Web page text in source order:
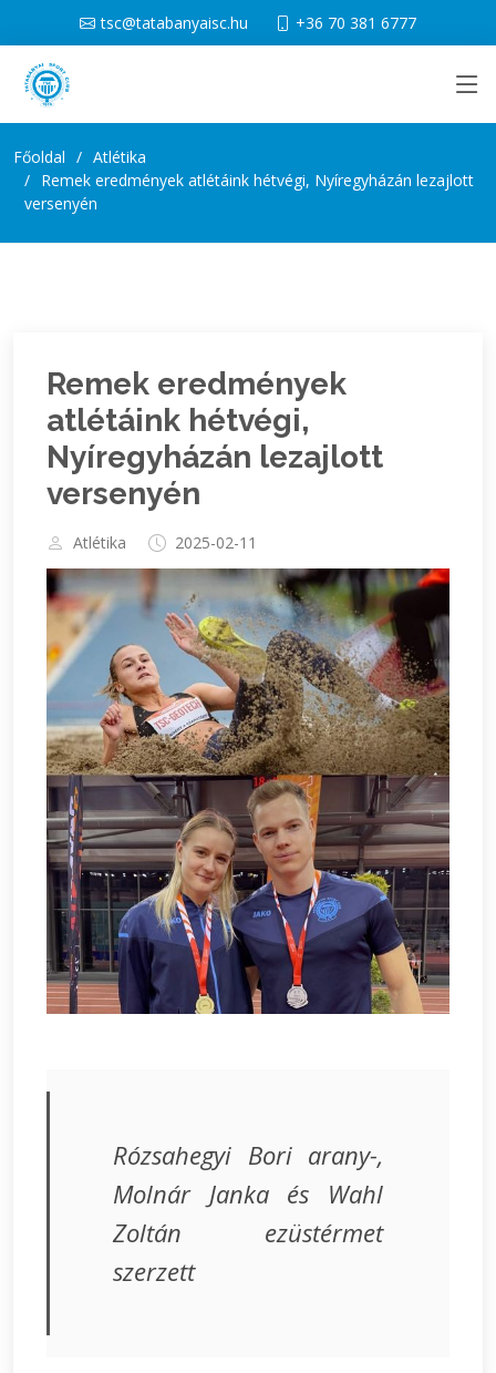
tsc@tatabanyaisc.hu +36 70 381 6777
Főoldal
Atlétika
Remek eredmények atlétáink hétvégi, Nyíregyházán lezajlott
versenyén
Remek eredmények
atlétáink hétvégi,
Nyíregyházán lezajlott
versenyén
Atlétika 2025-02-11
Rózsahegyi Bori arany-,
Molnár Janka és Wahl
Zoltán ezüstérmet
szerzett